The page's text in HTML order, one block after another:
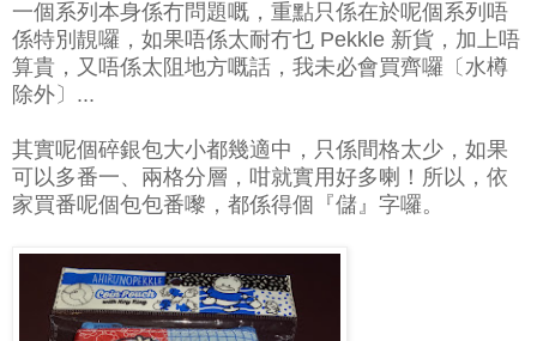
一個系列本身係冇問題嘅，重點只係在於呢個系列唔
係特別靚囉，如果唔係太耐冇乜 Pekkle 新貨，加上唔
算貴，又唔係太阻地方嘅話，我未必會買齊囉〔水樽
除外〕...
其實呢個碎銀包大小都幾適中，只係間格太少，如果
可以多番一、兩格分層，咁就實用好多喇！所以，依
家買番呢個包包番嚟，都係得個『儲』字囉。